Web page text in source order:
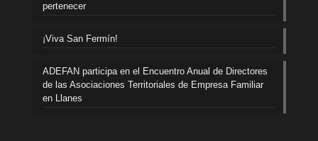
pertenecer
¡Viva San Fermín!
ADEFAN participa en el Encuentro Anual de Directores
de las Asociaciones Territoriales de Empresa Familiar
en Llanes